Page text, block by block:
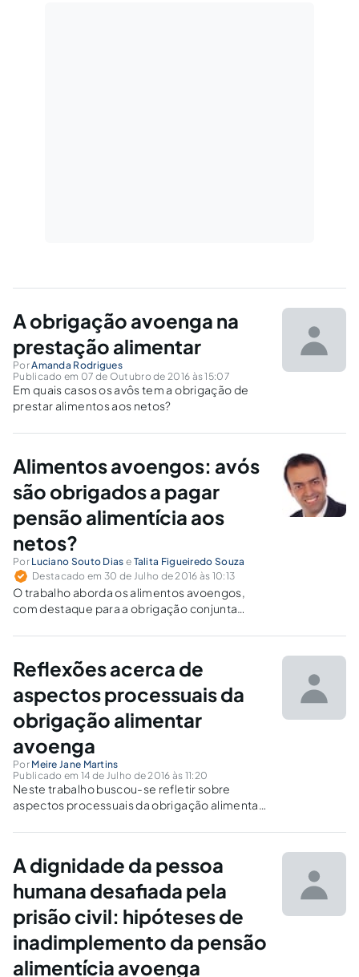
A obrigação avoenga na
prestação alimentar
PorAmanda Rodrigues
Publicado em 07 de Outubro de 2016 às 15:07
Em quais casos os avôs tem a obrigação de
prestar alimentos aos netos?
Alimentos avoengos: avós
são obrigados a pagar
pensão alimentícia aos
netos?
Por Luciano Souto Dias e Talita Figueiredo Souza
Destacado em 30 de Julho de 2016 às 10:13
O trabalho aborda os alimentos avoengos,
com destaque para a obrigação conjunta
prestação alimentícia aos netos, na hipótese
em prestá-la.
Reflexões acerca de
aspectos processuais da
obrigação alimentar
avoenga
Por Meire Jane Martins
Publicado em 14 de Julho de 2016 às 11:20
Neste trabalho buscou-se refletir sobre
aspectos processuais da obrigação alimentar
natureza dessa obrigação; a possibilidade de
cabimento ou não prisão civil aos avós.
A dignidade da pessoa
humana desafiada pela
prisão civil: hipóteses de
inadimplemento da pensão
alimentícia avoenga